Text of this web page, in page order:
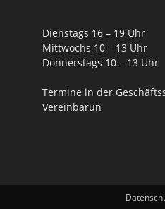
Dienstags 16 – 19 Uhr
Mittwochs 10 – 13 Uhr
Donnerstags 10 – 13 Uhr
Termine in der
Vereinbarun